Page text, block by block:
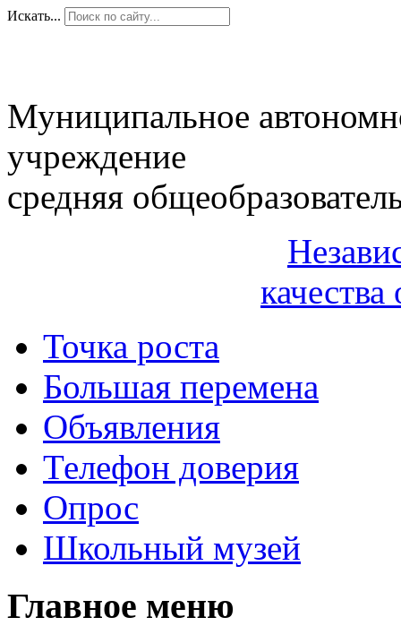
Искать...
Муниципальное
учреждение
средняя
качества
Точка роста
Большая перемена
Объявления
Телефон доверия
Опрос
Школьный музей
Главное меню